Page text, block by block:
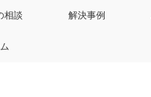
相談 解決事例